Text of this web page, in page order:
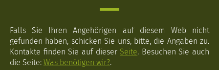
Falls Sie Ihren Angehörigen auf diesem Web nicht
gefunden haben, schicken Sie uns, bitte, die Angaben zu.
Kontakte finden Sie auf dieser Seite. Besuchen Sie auch
die Seite: Was benötigen wir?.